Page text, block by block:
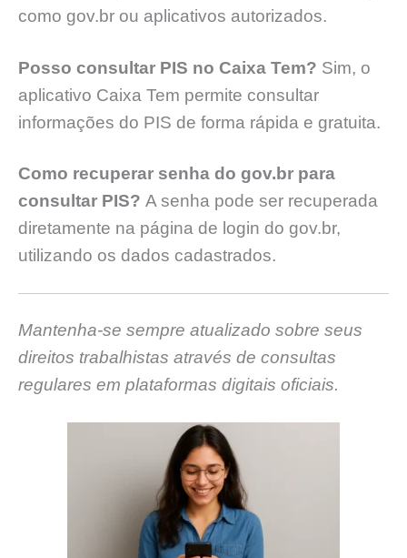
como gov.br ou aplicativos autorizados.
Posso consultar PIS no Caixa Tem? Sim, o
aplicativo Caixa Tem permite consultar
informações do PIS de forma rápida e gratuita.
Como recuperar senha do gov.br para
consultar PIS? A senha pode ser recuperada
diretamente na página de login do gov.br,
utilizando os dados cadastrados.
Mantenha-se sempre atualizado sobre seus
direitos trabalhistas através de consultas
regulares em plataformas digitais oficiais.